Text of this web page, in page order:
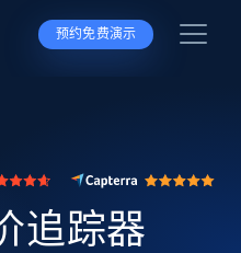
预约免费演示
追踪器